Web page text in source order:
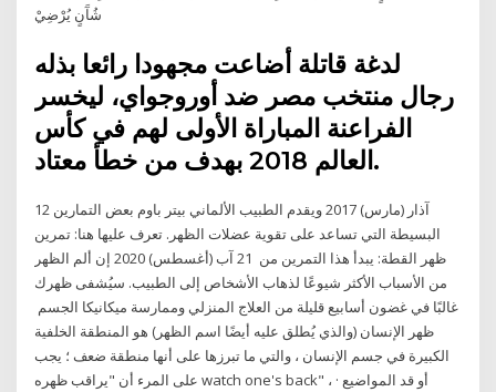
شُآَنٍ يُرْضِيْ
لدغة قاتلة أضاعت مجهودا رائعا بذله
رجال منتخب مصر ضد أوروجواي، ليخسر
الفراعنة المباراة الأولى لهم في كأس
العالم 2018 بهدف من خطأ معتاد.
12 آذار (مارس) 2017 ويقدم الطبيب الألماني بيتر باوم بعض ‫التمارين
‫البسيطة التي تساعد على تقوية عضلات الظهر. تعرف عليها هنا: تمرين
ظهر القطة: يبدأ هذا التمرين من‬‬ 21 آب (أغسطس) 2020 إن ألم الظهر
من الأسباب الأكثر شيوعًا لذهاب الأشخاص إلى الطبيب. سيُشفى ظهرك
غالبًا في غضون أسابيع قليلة من العلاج المنزلي وممارسة ميكانيكا الجسم
ظهر الإنسان (والذي يُطلق عليه أيضًا اسم الظهر) هو المنطقة الخلفية
الكبيرة في جسم الإنسان ، والتي ما تبرزها على أنها منطقة ضعف ؛ يجب
على المرء أن "يراقب ظهره watch one's back" ، أو قد المواضيع ·